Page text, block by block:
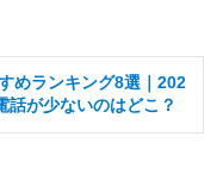
めランキング8選｜202
話が少ないのはどこ？